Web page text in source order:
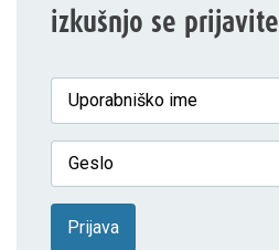
izkušnjo se prijavite
Prijava